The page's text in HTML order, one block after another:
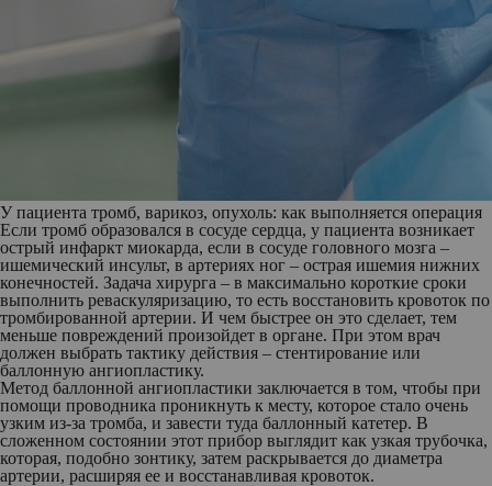
У пациента тромб, варикоз, опухоль: как выполняется операция
Если тромб образовался в сосуде сердца, у пациента возникает
острый инфаркт миокарда, если в сосуде головного мозга –
ишемический инсульт, в артериях ног – острая ишемия нижних
конечностей. Задача хирурга – в максимально короткие сроки
выполнить реваскуляризацию, то есть восстановить кровоток по
тромбированной артерии. И чем быстрее он это сделает, тем
меньше повреждений произойдет в органе. При этом врач
должен выбрать тактику действия – стентирование или
баллонную ангиопластику.
Метод баллонной ангиопластики заключается в том, чтобы при
помощи проводника проникнуть к месту, которое стало очень
узким из-за тромба, и завести туда баллонный катетер. В
сложенном состоянии этот прибор выглядит как узкая трубочка,
которая, подобно зонтику, затем раскрывается до диаметра
артерии, расширяя ее и восстанавливая кровоток.